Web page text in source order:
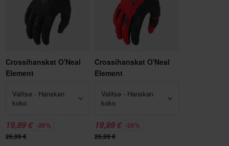
Crossihanskat O'Neal
Element
Valitse - Hanskan
koko
19,99 € -26%
26,99 €
Crossihanskat O'Neal
Element
Valitse - Hanskan
koko
19,99 € -26%
26,99 €